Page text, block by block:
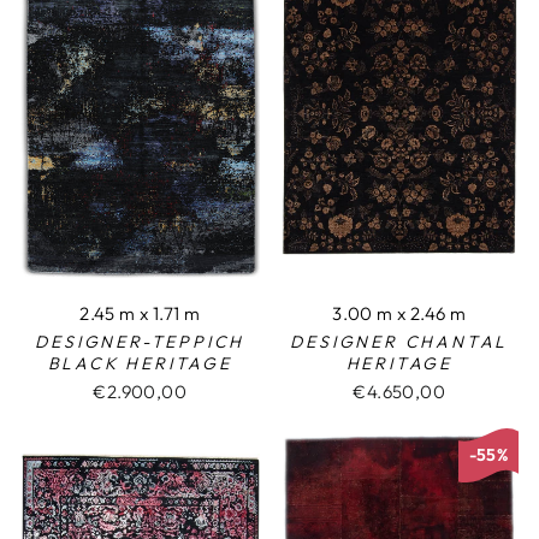
2.45 m x 1.71 m
DESIGNER-TEPPICH
BLACK HERITAGE
€2.900,00
3.00 m x 2.46 m
DESIGNER CHANTAL
HERITAGE
€4.650,00
-55%